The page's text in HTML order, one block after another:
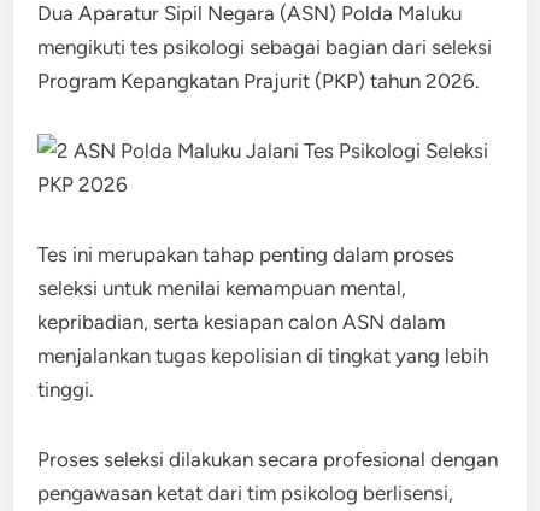
Dua Aparatur Sipil Negara (ASN) Polda Maluku
mengikuti tes psikologi sebagai bagian dari seleksi
Program Kepangkatan Prajurit (PKP) tahun 2026.
Tes ini merupakan tahap penting dalam proses
seleksi untuk menilai kemampuan mental,
kepribadian, serta kesiapan calon ASN dalam
menjalankan tugas kepolisian di tingkat yang lebih
tinggi.
Proses seleksi dilakukan secara profesional dengan
pengawasan ketat dari tim psikolog berlisensi,